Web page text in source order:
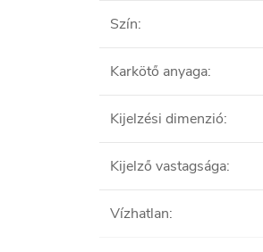
Szín:
Karkötő anyaga:
Kijelzési dimenzió:
Kijelző vastagsága:
Vízhatlan: